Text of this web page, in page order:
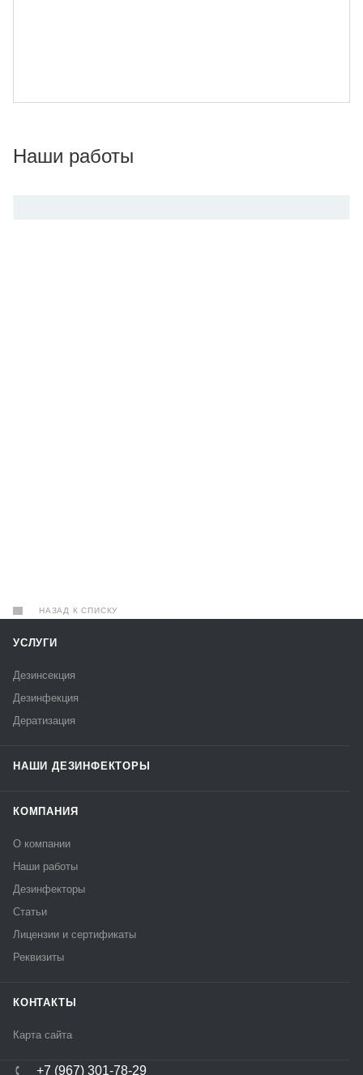
Наши работы
НАЗАД К СПИСКУ
УСЛУГИ
Дезинсекция
Дезинфекция
Дератизация
НАШИ ДЕЗИНФЕКТОРЫ
КОМПАНИЯ
О компании
Наши работы
Дезинфекторы
Статьи
Лицензии и сертификаты
Реквизиты
КОНТАКТЫ
Карта сайта
+7 (967) 301-78-29